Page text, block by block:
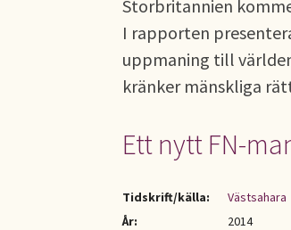
Storbritannien
I rapporten
uppmaning till
kränker mänskliga
Ett nytt FN-
Tidskrift/källa:
Västsahara
År:
2014